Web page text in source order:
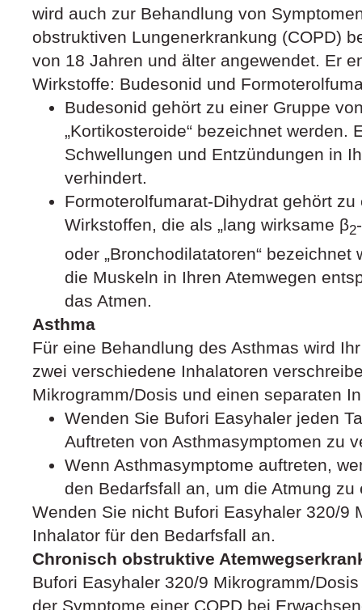
wird auch zur Behandlung von
obstruktiven Lungenerkrankung (COPD)
von 18 Jahren und älter angewendet. Er
Wirkstoffe: Budesonid und
Budesonid gehört zu einer Gruppe
„Kortikosteroide“ bezeichnet werden.
Schwellungen und Entzündungen in
verhindert.
Formoterolfumarat-Dihydrat gehört
Wirkstoffen, die als „lang wirksame β2
oder „Bronchodilatatoren“
die Muskeln in Ihren Atemwegen
das Atmen.
Asthma
Für eine Behandlung des Asthmas wird
zwei verschiedene Inhalatoren
Mikrogramm/Dosis und einen separaten
Wenden Sie Bufori Easyhaler jeden
Auftreten von Asthmasymptomen zu
Wenn Asthmasymptome auftreten,
den Bedarfsfall an, um die Atmung zu
Wenden Sie nicht Bufori Easyhaler 320/9
Inhalator für den Bedarfsfall an.
Chronisch obstruktive
Bufori Easyhaler 320/9 Mikrogramm/
der Symptome einer COPD bei